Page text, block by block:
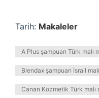
Tarih: Makaleler
A Plus şampuan Türk malı
Blendax şampuan İsrail malı
Canan Kozmetik Türk malı